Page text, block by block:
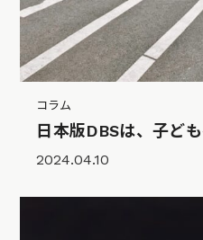
コラム
日本版DBSは、子ど
2024.04.10